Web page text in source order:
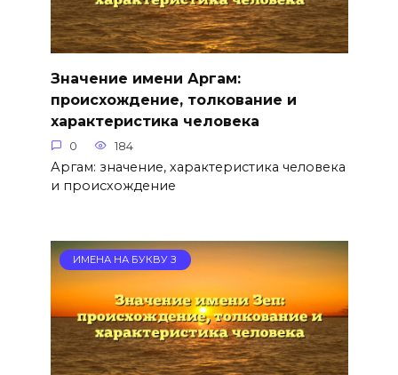
Значение имени Аргам:
происхождение, толкование и
характеристика человека
0 184
Аргам: значение, характеристика человека
и происхождение
ИМЕНА НА БУКВУ З